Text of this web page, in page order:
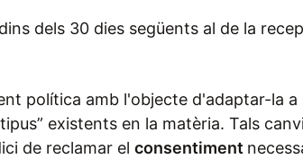
dels 30 dies següents al de la
política amb l'objecte d'adaptar-la
existents en la matèria. Tals
de reclamar el consentiment